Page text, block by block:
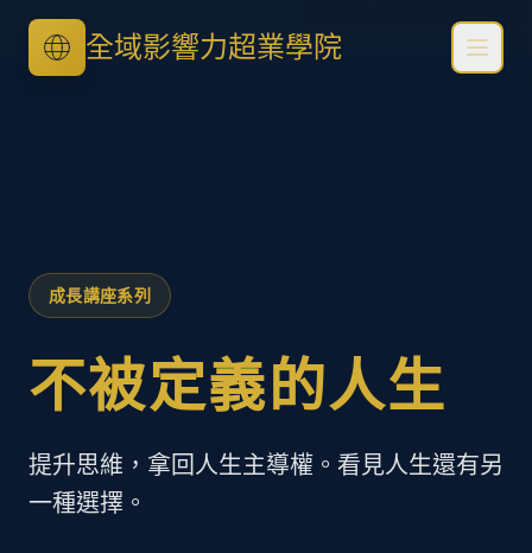
全域影響力超業學院
成長講座系列
不被定義的人生
提升思維，拿回人生主導權。看見人生還有另
一種選擇。